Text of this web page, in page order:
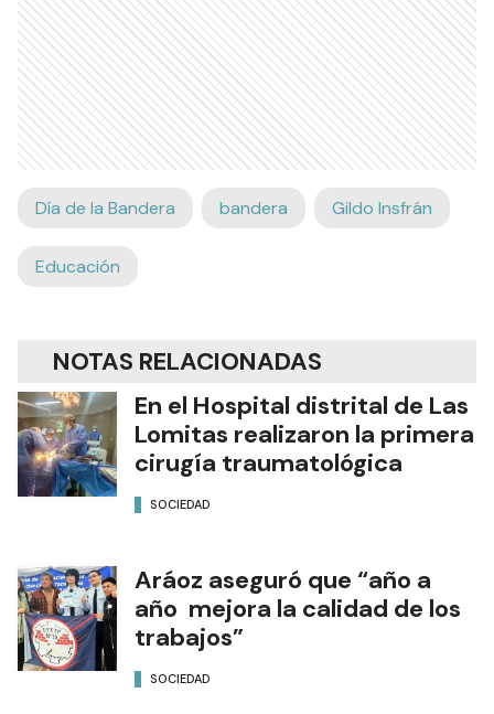
Día de la Bandera bandera Gildo Insfrán
Educación
NOTAS RELACIONADAS
En el Hospital distrital de Las
Lomitas realizaron la primera
cirugía traumatológica
SOCIEDAD
Aráoz aseguró que “año a
año mejora la calidad de los
trabajos”
SOCIEDAD